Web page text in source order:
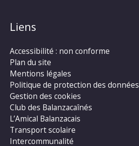
Liens
Accessibilité : non conforme
Plan du site
Mentions légales
Politique de protection des données
Gestion des cookies
Club des Balanzacaînés
L’Amical Balanzacais
Transport scolaire
Intercommunalité